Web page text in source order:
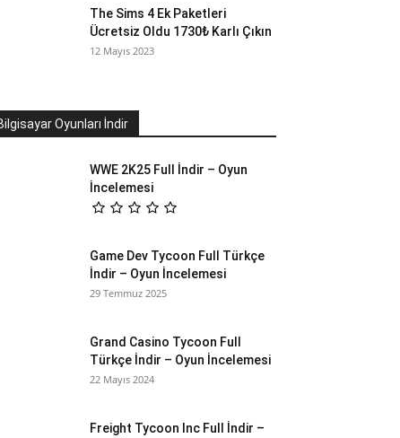
The Sims 4 Ek Paketleri
Ücretsiz Oldu 1730₺ Karlı Çıkın
12 Mayıs 2023
Oyunları İndir
WWE 2K25 Full İndir – Oyun
İncelemesi
Game Dev Tycoon Full Türkçe
İndir – Oyun İncelemesi
29 Temmuz 2025
Grand Casino Tycoon Full
Türkçe İndir – Oyun İncelemesi
22 Mayıs 2024
Freight Tycoon Inc Full İndir –